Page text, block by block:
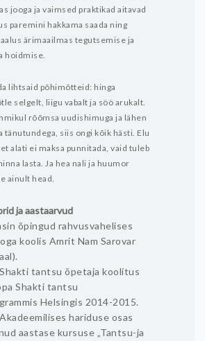
jooga ja vaimsed praktikad aitavad
paremini hakkama saada ning
ärimaailmas tegutsemise ja
hoidmise.
lihtsaid põhimõtteid: hinga
selgelt, liigu vabalt ja söö arukalt.
rõõmsa uudishimuga ja lähen
tänutundega, siis ongi kõik hästi. Elu
alati ei maksa punnitada, vaid tuleb
lasta. Ja hea nali ja huumor
ainult head.
ja aastaarvud
õpingud rahvusvahelises
koolis Amrit Nam Sarovar
tantsu õpetaja koolitus
Shakti tantsu
Helsingis 2014-2015.
hariduse osas
aastase kursuse „Tantsu-ja